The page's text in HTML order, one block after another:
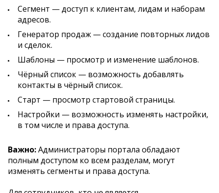
Сегмент — доступ к клиентам, лидам и наборам
адресов.
Генератор продаж — создание повторных лидов
и сделок.
Шаблоны — просмотр и изменение шаблонов.
Чёрный список — возможность добавлять
контакты в чёрный список.
Старт — просмотр стартовой страницы.
Настройки — возможность изменять настройки,
в том числе и права доступа.
Важно:Администраторы портала обладают
полным доступом ко всем разделам, могут
изменять сегменты и права доступа.